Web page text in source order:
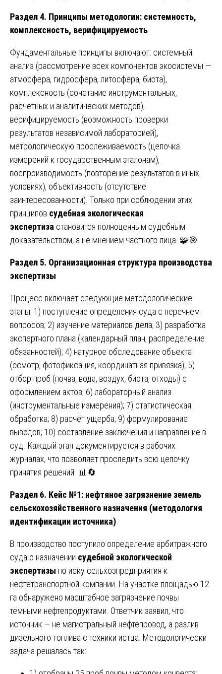
Раздел 4. Принципы методологии: системность,
комплексность, верифицируемость
Фундаментальные принципы включают: системный
анализ (рассмотрение всех компонентов экосистемы —
атмосфера, гидросфера, литосфера, биота),
комплексность (сочетание инструментальных,
расчётных и аналитических методов),
верифицируемость (возможность проверки
результатов независимой лабораторией),
метрологическую прослеживаемость (цепочка
измерений к государственным эталонам),
воспроизводимость (повторение результатов в иных
условиях), объективность (отсутствие
заинтересованности). Только при соблюдении этих
принципов судебная экологическая
экспертиза становится полноценным судебным
доказательством, а не мнением частного лица. 🧩🎯
Раздел 5. Организационная структура производства
экспертизы
Процесс включает следующие методологические
этапы: 1) поступление определения суда с перечнем
вопросов; 2) изучение материалов дела; 3) разработка
экспертного плана (календарный план, распределение
обязанностей); 4) натурное обследование объекта
(осмотр, фотофиксация, координатная привязка); 5)
отбор проб (почва, вода, воздух, биота, отходы) с
оформлением актов; 6) лабораторный анализ
(инструментальные измерения); 7) статистическая
обработка; 8) расчёт ущерба; 9) формулирование
выводов; 10) составление заключения и направление в
суд. Каждый этап документируется в рабочих
журналах, что позволяет проследить всю цепочку
принятия решений. 📊🔄
Раздел 6. Кейс №1: нефтяное загрязнение земель
сельскохозяйственного назначения (методология
идентификации источника)
В производство поступило определение арбитражного
суда о назначении судебной экологической
экспертизы по иску сельхозпредприятия к
нефтетранспортной компании. На участке площадью 12
га обнаружено масштабное загрязнение почвы
тёмными нефтепродуктами. Ответчик заявил, что
источник — не магистральный нефтепровод, а разлив
дизельного топлива с техники истца. Методологически
задача решалась так: